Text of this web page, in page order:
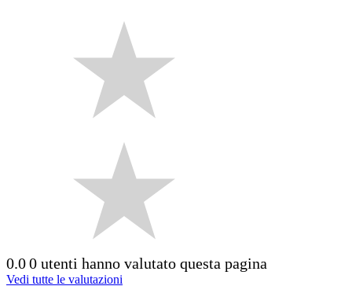
0.00 utenti hanno valutato questa pagina
Vedi tutte le valutazioni